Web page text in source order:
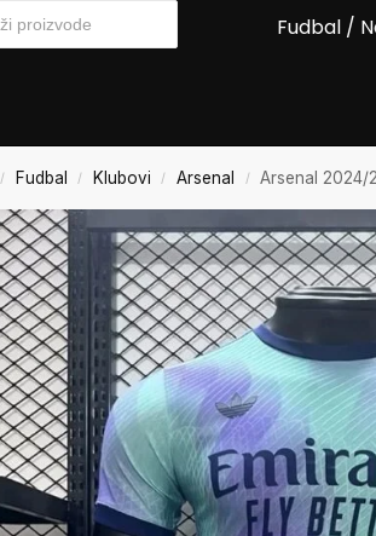
Fudbal /
/ Fudbal / Klubovi / Arsenal / Arsenal 2024/